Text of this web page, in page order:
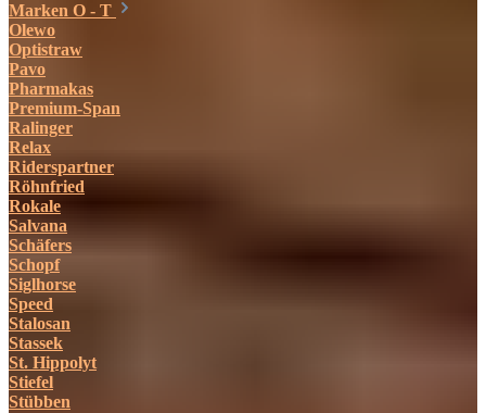
Marken O - T
Olewo
Optistraw
Pavo
Pharmakas
Premium-Span
Ralinger
Relax
Riderspartner
Röhnfried
Rokale
Salvana
Schäfers
Schopf
Siglhorse
Speed
Stalosan
Stassek
St. Hippolyt
Stiefel
Stübben